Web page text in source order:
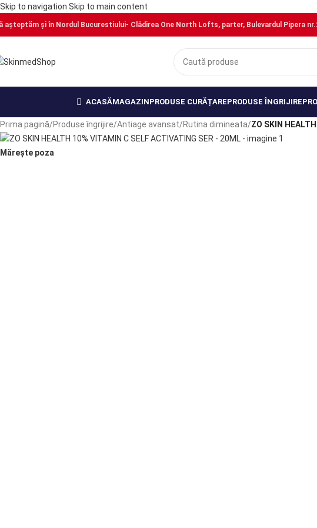
Skip to navigation Skip to main content
așteptăm și în Nordul Bucurestiului- Clădirea One North Lofts, parter, Bulevardul Pipera
ACASĂMAGAZINPRODUSE CURĂȚAREPRODUSE ÎNGRIJIRE
Prima pagină/Produse îngrijire/Antiage avansat/Rutina dimineata/ZO SKIN
Mărește poza